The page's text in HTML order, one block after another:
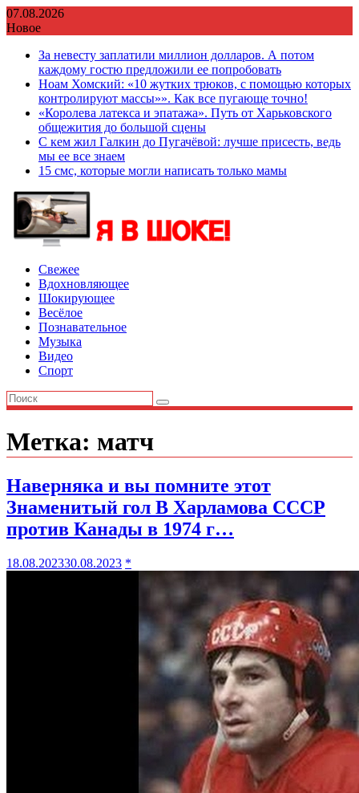
Перейти
к
07.08.2026
Новое
За невесту заплатили миллион долларов. А потом
каждому гостю предложили ее попробовать
Ноам Хомский: «10 жутких трюков, с помощью которых
контролируют массы»». Как все пугающе точно!
«Королева латекса и эпатажа». Путь от Харьковского
общежития до большой сцены
С кем жил Галкин до Пугачёвой: лучше присесть, ведь
мы ее все знаем
15 смс, которые могли написать только мамы
Свежее
Вдохновляющее
Шокирующее
Весёлое
Познавательное
Музыка
Видео
Спорт
Метка: матч
Наверняка и вы помните этот
Знаменитый гол В Харламова СССР
против Канады в 1974 г…
18.08.202330.08.2023 *